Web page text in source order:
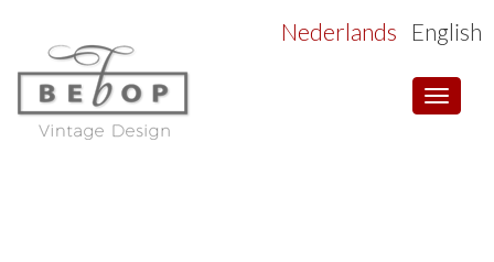
Toggle
Nederlands English